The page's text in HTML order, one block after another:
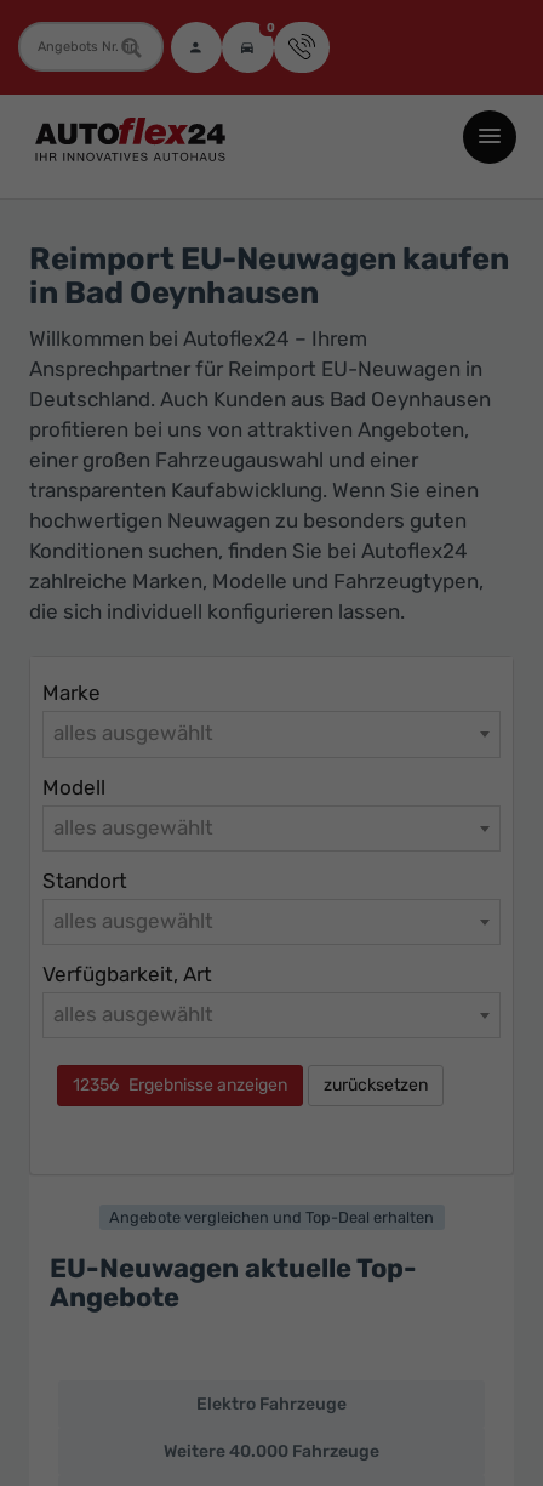
Fahrzeugnummer 0
Autoflex24
GmbH
Neuwagen
Jahreswagen
und
Gebrauchtwagen
zu
Top-
Preisen
-
Ihr
Innovatives
Autohaus
Reimport EU-Neuwagen kaufen
in Bad Oeynhausen
Willkommen bei Autoflex24 – Ihrem
Ansprechpartner für Reimport EU-Neuwagen in
Deutschland. Auch Kunden aus Bad Oeynhausen
profitieren bei uns von attraktiven Angeboten,
einer großen Fahrzeugauswahl und einer
transparenten Kaufabwicklung. Wenn Sie einen
hochwertigen Neuwagen zu besonders guten
Konditionen suchen, finden Sie bei Autoflex24
zahlreiche Marken, Modelle und Fahrzeugtypen,
die sich individuell konfigurieren lassen.
Marke
alles ausgewählt
Modell
alles ausgewählt
Standort
alles ausgewählt
Verfügbarkeit, Art
alles ausgewählt
12356 Ergebnisse anzeigen zurücksetzen
Angebote vergleichen und Top-Deal erhalten
EU-Neuwagen aktuelle Top-
Angebote
Neuwagen
Elektro Fahrzeuge
Weitere 40.000 Fahrzeuge